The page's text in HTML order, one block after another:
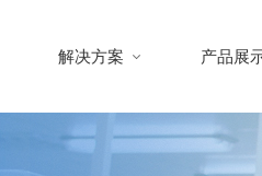
解决方案 产品展